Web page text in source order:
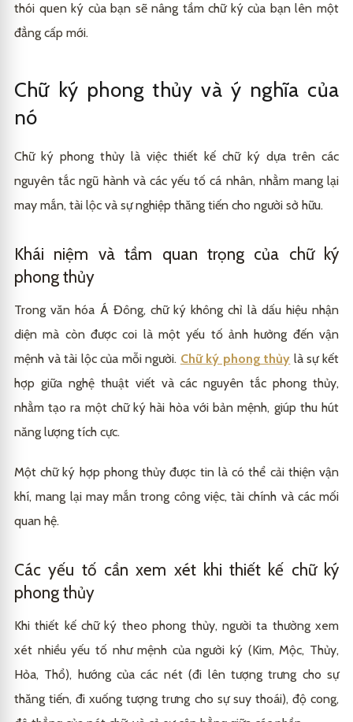
thói quen ký của bạn sẽ nâng tầm chữ ký của bạn lên một
đẳng cấp mới.
Chữ ký phong thủy và ý nghĩa của
nó
Chữ ký phong thủy là việc thiết kế chữ ký dựa trên các
nguyên tắc ngũ hành và các yếu tố cá nhân, nhằm mang lại
may mắn, tài lộc và sự nghiệp thăng tiến cho người sở hữu.
Khái niệm và tầm quan trọng của chữ ký
phong thủy
Trong văn hóa Á Đông, chữ ký không chỉ là dấu hiệu nhận
diện mà còn được coi là một yếu tố ảnh hưởng đến vận
mệnh và tài lộc của mỗi người. Chữ ký phong thủy là sự kết
hợp giữa nghệ thuật viết và các nguyên tắc phong thủy,
nhằm tạo ra một chữ ký hài hòa với bản mệnh, giúp thu hút
năng lượng tích cực.
Một chữ ký hợp phong thủy được tin là có thể cải thiện vận
khí, mang lại may mắn trong công việc, tài chính và các mối
quan hệ.
Các yếu tố cần xem xét khi thiết kế chữ ký
phong thủy
Khi thiết kế chữ ký theo phong thủy, người ta thường xem
xét nhiều yếu tố như mệnh của người ký (Kim, Mộc, Thủy,
Hỏa, Thổ), hướng của các nét (đi lên tượng trưng cho sự
thăng tiến, đi xuống tượng trưng cho sự suy thoái), độ cong,